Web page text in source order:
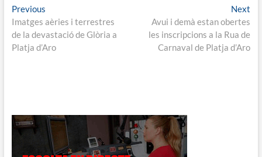
Navegació
d'entrades
PreviousPrevious
post:
Imatges aèries i terrestres
de la devastació de Glòria a
Platja d’Aro
Next
Avui i demà estan obertes
les inscripcions a la Rua de
Carnaval de Platja d’Aro